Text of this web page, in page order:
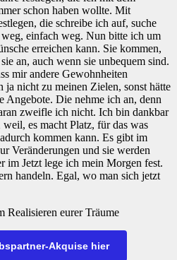
schon haben wollte. Mit
die schreibe ich auf, suche
einfach weg. Nun bitte ich um
erreichen kann. Sie kommen,
an, auch wenn sie unbequem sind.
mir andere Gewohnheiten
ja nicht zu meinen Zielen, sonst hätte
Angebote. Die nehme ich an, denn
zweifle ich nicht. Ich bin dankbar
es macht Platz, für das was
kommen kann. Es gibt im
Veränderungen und sie werden
im Jetzt lege ich mein Morgen fest.
handeln. Egal, wo man sich jetzt
eurer Träume
Akquise hier